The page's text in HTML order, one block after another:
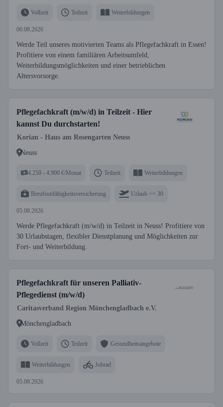
Vollzeit Teilzeit Weiterbildungen
06.08.2026
Werde Teil unseres motivierten Teams als Pflegefachkraft in Essen!
Profitiere von einem familiären Arbeitsumfeld,
Weiterbildungsmöglichkeiten und einer betrieblichen
Altersvorsorge.
Pflegefachkraft (m/w/d) in Teilzeit - Hier
kannst Du durchstarten!
Korian - Haus am Rosengarten Neuss
Neuss
4.250 - 4.900 €/Monat Teilzeit Weiterbildungen
Berufsunfähigkeitsversicherung Urlaub >= 30
05.08.2026
Werde Pflegefachkraft (m/w/d) in Teilzeit in Neuss! Profitiere von
30 Urlaubstagen, flexibler Dienstplanung und Möglichkeiten zur
Fort- und Weiterbildung.
Pflegefachkraft für unseren Palliativ-
Pflegedienst (m/w/d)
Caritasverband Region Mönchengladbach e.V.
Mönchengladbach
Vollzeit Teilzeit Gesundheitsangebote
Weiterbildungen Jobrad
05.08.2026